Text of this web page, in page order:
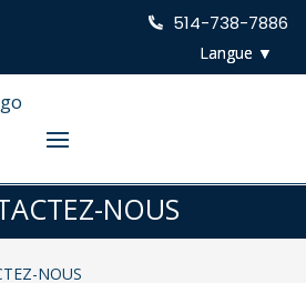
514-738-7886
NOUS
NOUS